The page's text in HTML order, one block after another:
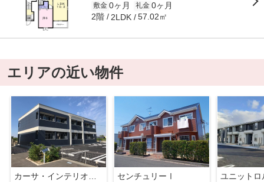
敷金 0ヶ月 礼金 0ヶ月
2階 2LDK 57.02㎡
エリアの近い物件
センチュリーⅠ
ユニット